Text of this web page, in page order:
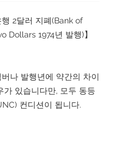
행 2달러 지폐(Bank of
Dollars 1974년 발행)】
나 발행년에 약간의 차이
가 있습니다만, 모두 동등
컨디션이 됩니다.